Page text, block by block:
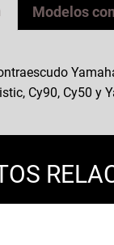
Modelos
Cy90, Cy50 y